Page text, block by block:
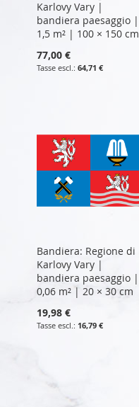
Karlovy Vary |
bandiera paesaggio |
1,5 m² | 100 × 150 cm
77,00 €
64,71 €
Bandiera: Regione di
Karlovy Vary |
bandiera paesaggio |
0,06 m² | 20 × 30 cm
19,98 €
16,79 €